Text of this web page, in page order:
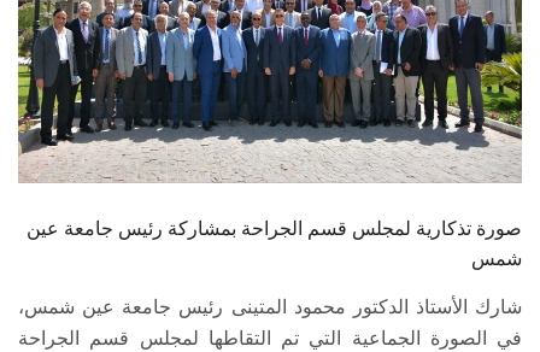
الخريجين
الموظفون
الزائـرون
صورة تذكارية لمجلس قسم الجراحة بمشاركة رئيس جامعة عين
شمس
شارك الأستاذ الدكتور محمود المتينى رئيس جامعة عين شمس،
في الصورة الجماعية التي تم التقاطها لمجلس قسم الجراحة